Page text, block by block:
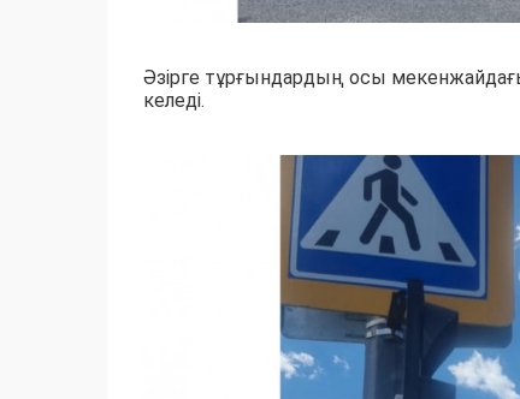
Әзірге тұрғындардың осы
келеді.